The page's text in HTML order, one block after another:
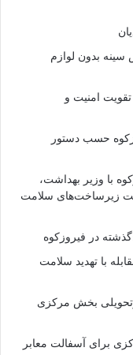
سینه بدون لوازم
امنیت و
حسب دستور
با وزیر بهداشت،
زیرساخت‌های سلامت
با تهدید سلامت
بخش مرکزی
برای آسفالت معابر